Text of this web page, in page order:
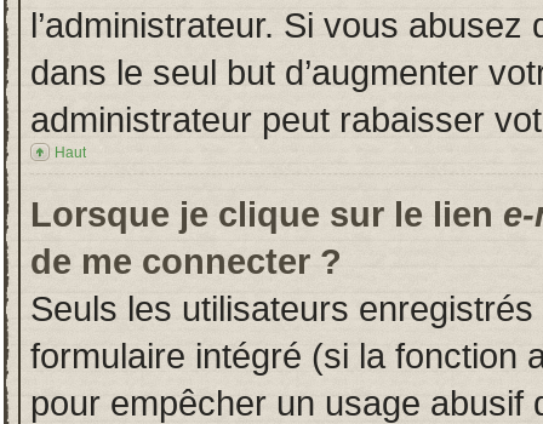
l’administrateur. Si vous
dans le seul but d’augmenter
administrateur peut rabaisser
Haut
Lorsque je clique sur le lien
de me connecter ?
Seuls les utilisateurs
formulaire intégré (si la fonction
pour empêcher un usage abusif